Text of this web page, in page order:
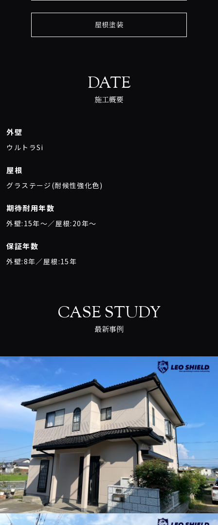
屋根塗装
DATE
施工概要
外壁
ウルトラSi
屋根
グラステージ(耐候性強化色)
期待耐用年数
外壁:15年〜／屋根:20年〜
保証年数
外壁:8年／屋根:15年
CASE STUDY
最新事例